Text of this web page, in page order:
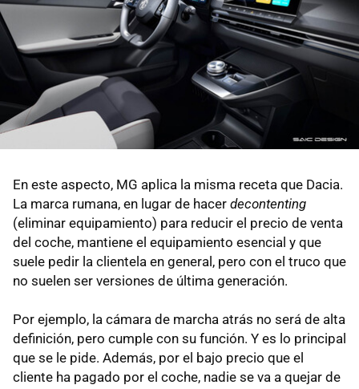
En este aspecto, MG aplica la misma receta que Dacia.
La marca rumana, en lugar de hacer decontenting
(eliminar equipamiento) para reducir el precio de venta
del coche, mantiene el equipamiento esencial y que
suele pedir la clientela en general, pero con el truco que
no suelen ser versiones de última generación.
Por ejemplo, la cámara de marcha atrás no será de alta
definición, pero cumple con su función. Y es lo principal
que se le pide. Además, por el bajo precio que el
cliente ha pagado por el coche, nadie se va a quejar de